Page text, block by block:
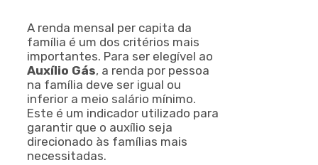
A renda mensal per capita da
família é um dos critérios mais
importantes. Para ser elegível ao
Auxílio Gás, a renda por pessoa
na família deve ser igual ou
inferior a meio salário mínimo.
Este é um indicador utilizado para
garantir que o auxílio seja
direcionado às famílias mais
necessitadas.